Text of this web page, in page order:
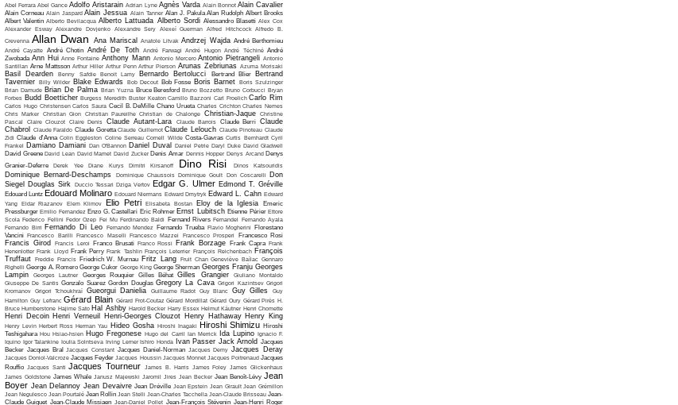
Abel Ferrara Abel Gance Adolfo Aristarain Adrian Lyne Agnès Varda Alain Bonnot Alain Cavalier
Alain Corneau Alain Jaspard Alain Jessua Alain Tanner Alan J. Pakula Alan Rudolph Albert Brooks
Albert Valentin Alberto Bevilacqua Alberto Lattuada Alberto Sordi Alessandro Blasetti Alex Cox
Alexander Esway Alexandre Dovjenko Alexandre Sery Alexeï Guerman Alfred Hitchcock Alfredo B.
Crevenna Allan Dwan Ana Mariscal Anatole Litvak Andrzej Wajda André Berthomieu
André Cayatte André Chotin André De Toth André Farwagi André Hugon André Téchiné André
Zwobada Ann Hui Anne Fontaine Anthony Mann Antonio Mercero Antonio Pietrangeli Antonio
Santillan Arne Mattsson Arthur Hiller Arthur Penn Arthur Pierson Arunas Zebriunas Azuma Morisaki
Basil Dearden Benny Safdie Benoit Lamy Bernardo Bertolucci Bertrand Blier
Bertrand
Tavernier Billy Wilder Blake Edwards Bob Decout Bob Fosse Boris Barnet Boris Szulzinger
Brian Damude Brian De Palma Brian Yuzna Bruce Beresford Bruno Bozzetto Bruno Corbucci Bryan
Forbes Budd Boetticher Burgess Meredith Buster Keaton Camillo Bazzoni Carl Froelich Carlo Rim
Carlos Hugo Christensen Carlos Saura Cecil B. DeMille Chano Urueta Charles Crichton Charles Nemes
Chris Marker Christian Gion Christian Paureilhe Christian de Chalonge Christian-Jaque
Christine
Pascal
Claire Clouzot Claire Denis Claude Autant-Lara Claude Barrois Claude Berri Claude
Chabrol
Claude Faraldo Claude Goretta Claude Guillemot Claude Lelouch Claude Pinoteau Claude
Zidi Claude d'Anna Colin Eggleston Coline Serreau Cornell Wilde Costa-Gavras Curtis Bernhardt Cyril
Frankel Damiano Damiani Dan O'Bannon Daniel Duval Daniel Petrie Daryl Duke David Gladwell
David Greene David Lean David Mamet David Zucker Denis Amar Dennis Hopper Denys Arcand Denys
Granier-Deferre
Derek Yee Diane Kurys Dimitri Kirsanoff Dino Risi Dinos Katsouridis
Dominique Bernard-Deschamps Dominique Chaussois Dominique Goult Don Coscarelli
Don
Siegel
Douglas Sirk Duccio Tessari Dziga Vertov Edgar G. Ulmer Edmond T. Gréville
Edouard Luntz Edouard Molinaro Edouard Niermans Edward Dmytryk Edward L. Cahn Edward
Yang Eldar Riazanov Elem Klimov Elio Petri Elisabeta Bostan Eloy de la Iglesia
Emeric
Pressburger Emilio Fernandez Enzo G. Castellari Eric Rohmer Ernst Lubitsch Etienne Périer Ettore
Scola Federico Fellini Fedor Ozep Fei Mu Ferdinando Baldi Fernand Rivers Fernandel Fernando Ayala
Fernando Birri Fernando Di Leo Fernando Mendez Fernando Trueba Flavio Mogherini
Florestano
Vancini Francesco Barilli Francesco Maselli Francesco Mazzei Francesco Prosperi Francesco Rosi
Francis Girod Francis Leroi Franco Brusati Franco Rossi Frank Borzage Frank Capra Frank
Henenlotter Frank Lloyd Frank Perry Frank Tashlin François Leterrier François Reichenbach François
Truffaut Freddie Francis Friedrich W. Murnau Fritz Lang Fruit Chan Geneviève Baïlac Gennaro
Righelli George A. Romero George Cukor George King George Sherman Georges Franju Georges
Lampin
Georges Lautner Georges Rouquier Gilles Béhat Gilles Grangier
Giuliano Montaldo
Giuseppe De Santis Gonzalo Suarez Gordon Douglas Gregory La Cava Grigori Kazintsev Grigori
Kromanov Grigori Tchoukhraï Gueorgui Danielia Guillaume Radot Guy Blanc Guy Gilles
Guy
Hamilton Guy Lefranc Gérard Blain Gérard Frot-Coutaz Gérard Mordillat Gérard Oury Gérard Pirès H.
Bruce Humberstone Hajime Sato Hal Ashby Harold Becker Harry Essex Helmut Käutner Henri Chomette
Henri Decoin Henri Verneuil Henri-Georges Clouzot Henry Hathaway Henry King
Henry Levin Herbert Ross Herman Yau Hideo Gosha Hiroshi Inagaki Hiroshi Shimizu Hiroshi
Teshigahara Hou Hsiao-hsien Hugo Fregonese Hugo del Carril Ian Merrick Ida Lupino Ignacio F.
Iquino Igor Talankine Ioulia Solntseva Irving Lerner Ishiro Honda Ivan Passer Jack Arnold Jacques
Becker Jacques Bral Jacques Constant Jacques Daniel-Norman Jacques Demy Jacques Deray
Jacques Doniol-Valcroze Jacques Feyder Jacques Houssin Jacques Monnet Jacques Poitrenaud Jacques
Rouffio Jacques Santi Jacques Tourneur James B. Harris James Foley James Glickenhaus
James Goldstone James Whale Janusz Majewski Jaromil Jires Jean Becker Jean Benoît-Lévy Jean
Boyer Jean Delannoy Jean Devaivre Jean Dréville Jean Epstein Jean Girault Jean Grémillon
Jean Negulesco Jean Pourtalé Jean Rollin Jean Stelli Jean-Charles Tacchella Jean-Claude Brisseau Jean-
Claude Guiguet Jean-Claude Missiaen Jean-Daniel Pollet Jean-François Stévenin Jean-Henri Roger